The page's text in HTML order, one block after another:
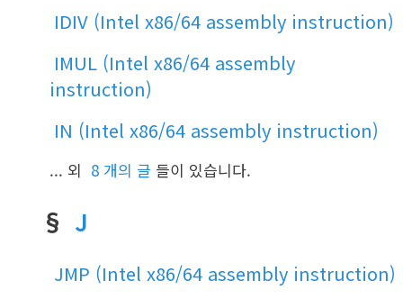
IDIV (Intel x86/64 assembly instruction)
IMUL (Intel x86/64 assembly
instruction)
IN (Intel x86/64 assembly instruction)
... 외 8 개의 글 들이 있습니다.
§ J
JMP (Intel x86/64 assembly instruction)